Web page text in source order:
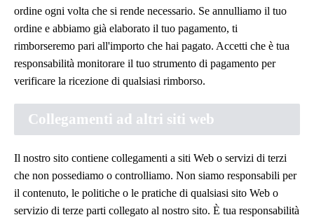
ordine ogni volta che si rende necessario. Se annulliamo il tuo
ordine e abbiamo già elaborato il tuo pagamento, ti
rimborseremo pari all'importo che hai pagato. Accetti che è tua
responsabilità monitorare il tuo strumento di pagamento per
verificare la ricezione di qualsiasi rimborso.
Collegamenti ad altri siti web
Il nostro sito contiene collegamenti a siti Web o servizi di terzi
che non possediamo o controlliamo. Non siamo responsabili per
il contenuto, le politiche o le pratiche di qualsiasi sito Web o
servizio di terze parti collegato al nostro sito. È tua responsabilità